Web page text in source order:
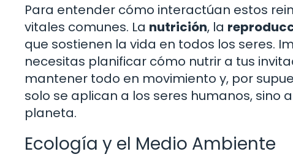
Para entender cómo interactúan estos
vitales comunes. La nutrición, la
que sostienen la vida en todos los seres.
necesitas planificar cómo nutrir a tus
mantener todo en movimiento y, por
solo se aplican a los seres humanos, sino
planeta.
Ecología y el Medio Ambiente